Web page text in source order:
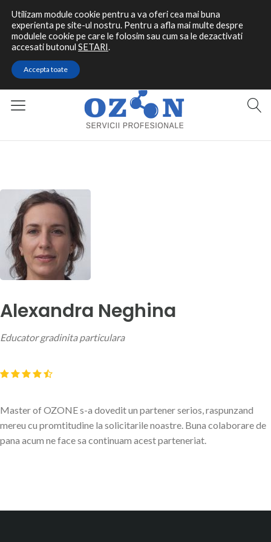
Contact rapid
0787 464 144
Alexandra Neghina
Educator gradinita particulara
Master of OZONE s-a dovedit un partener serios, raspunzand
mereu cu promtitudine la solicitarile noastre. Buna colaborare de
pana acum ne face sa continuam acest parteneriat.
Utilizam module cookie pentru a va oferi cea mai buna
experienta pe site-ul nostru. Pentru a afla mai multe despre
modulele cookie pe care le folosim sau cum sa le dezactivati
accesati butonul SETARI.
Accepta toate